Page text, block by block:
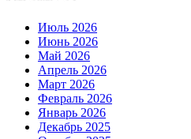
Июль 2026
Июнь 2026
Май 2026
Апрель 2026
Март 2026
Февраль 2026
Январь 2026
Декабрь 2025